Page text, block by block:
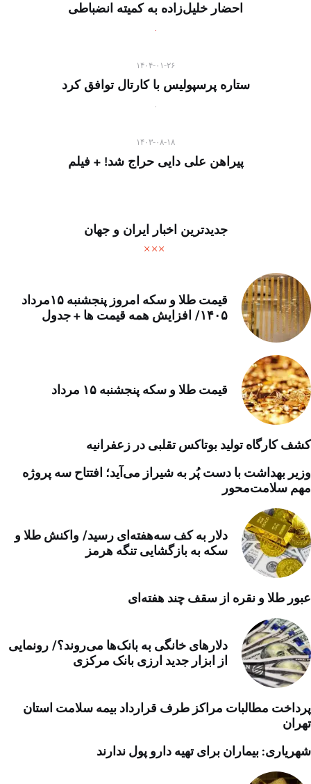
احضار خلیل‌زاده به کمیته انضباطی
۱۴۰۴-۰۱-۲۶
ستاره پرسپولیس با کارتال توافق کرد
۱۴۰۳-۰۸-۱۸
پیراهن علی دایی حراج شد! + فیلم
جدیدترین اخبار ایران و جهان
قیمت طلا و سکه امروز پنجشنبه ۱۵مرداد
۱۴۰۵/ افزایش همه قیمت ها + جدول
قیمت طلا و سکه پنجشنبه ۱۵ مرداد
کشف کارگاه تولید بوتاکس تقلبی در زعفرانیه
وزیر بهداشت با دست پُر به شیراز می‌آید؛ افتتاح سه پروژه
مهم سلامت‌محور
دلار به کف سه‌هفته‌ای رسید/ واکنش طلا و
سکه به بازگشایی تنگه هرمز
عبور طلا و نقره از سقف چند هفته‌ای
دلارهای خانگی به بانک‌ها می‌روند؟/ رونمایی
از ابزار جدید ارزی بانک مرکزی
پرداخت مطالبات مراکز طرف قرارداد بیمه سلامت استان
تهران
شهریاری: بیماران برای تهیه دارو پول ندارند